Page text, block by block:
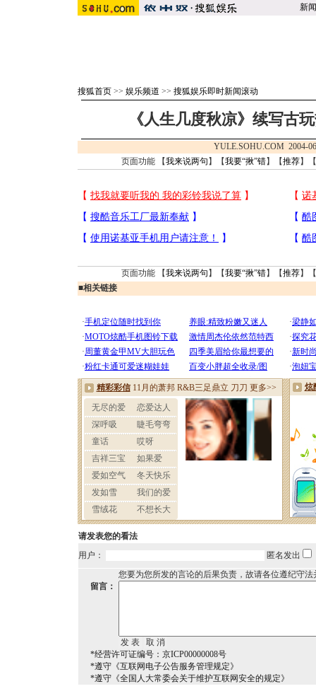
新闻
搜狐首页 >> 娱乐频道 >> 搜狐娱乐即时新闻滚动
《人生几度秋凉》续写古
YULE.SOHU.COM 2004-
页面功能 【我来说两句 】【我要“揪”错】【推荐】
页面功能 【我来说两句 】【我要“揪”错】【推荐】
■相关链接
请发表您的看法
用户：
匿名发出
您要为您所发的言论的后果负责，故请各位遵纪守
留言：
*经营许可证编号：京ICP00000008号
*遵守《互联网电子公告服务管理规定》
*遵守《全国人大常委会关于维护互联网安全的规定》